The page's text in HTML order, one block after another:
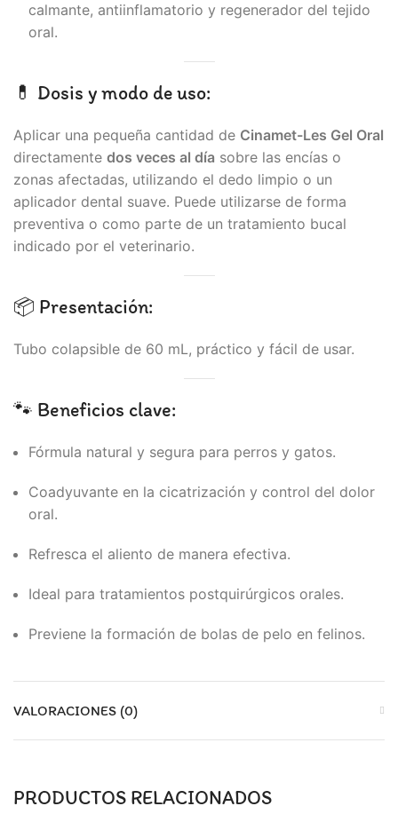
calmante, antiinflamatorio y regenerador del tejido
oral.
💊 Dosis y modo de uso:
Aplicar una pequeña cantidad de Cinamet-Les Gel Oral
directamente dos veces al día sobre las encías o
zonas afectadas, utilizando el dedo limpio o un
aplicador dental suave. Puede utilizarse de forma
preventiva o como parte de un tratamiento bucal
indicado por el veterinario.
📦 Presentación:
Tubo colapsible de 60 mL, práctico y fácil de usar.
🐾 Beneficios clave:
Fórmula natural y segura para perros y gatos.
Coadyuvante en la cicatrización y control del dolor
oral.
Refresca el aliento de manera efectiva.
Ideal para tratamientos postquirúrgicos orales.
Previene la formación de bolas de pelo en felinos.
VALORACIONES (0)
PRODUCTOS RELACIONADOS